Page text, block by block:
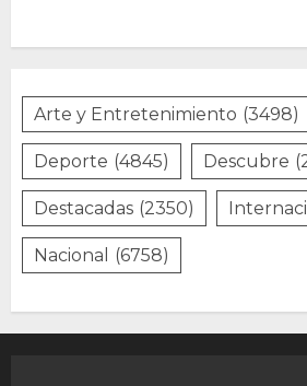
Arte y Entretenimiento (3498)
Deporte (4845) Descubre
Destacadas (2350)
Nacional (6758)